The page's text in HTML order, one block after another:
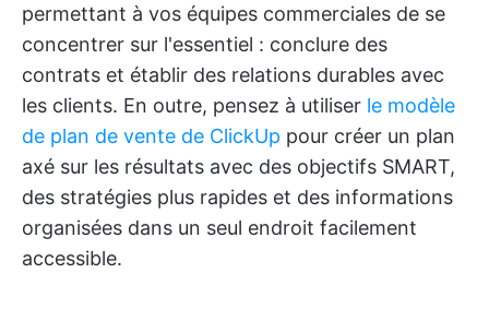
permettant à vos équipes commerciales de se
concentrer sur l'essentiel : conclure des
contrats et établir des relations durables avec
les clients. En outre, pensez à utiliser le modèle
de plan de vente de ClickUp pour créer un plan
axé sur les résultats avec des objectifs SMART,
des stratégies plus rapides et des informations
organisées dans un seul endroit facilement
accessible.